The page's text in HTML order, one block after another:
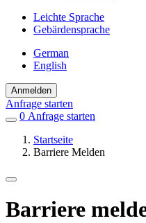
Leichte Sprache
Gebärdensprache
German
English
Anmelden
Anfrage starten
0 Einträge
Favoriten
Anfrage starten
Startseite
Barriere Melden
Barriere